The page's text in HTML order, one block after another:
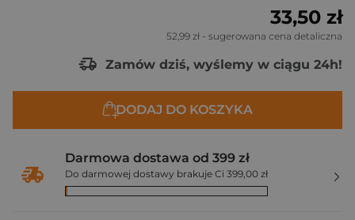
33,50 zł
52,99 zł - sugerowana cena detaliczna
Zamów dziś, wyślemy w ciągu 24h!
DODAJ DO KOSZYKA
Darmowa dostawa od 399 zł
Do darmowej dostawy brakuje Ci 399,00 zł